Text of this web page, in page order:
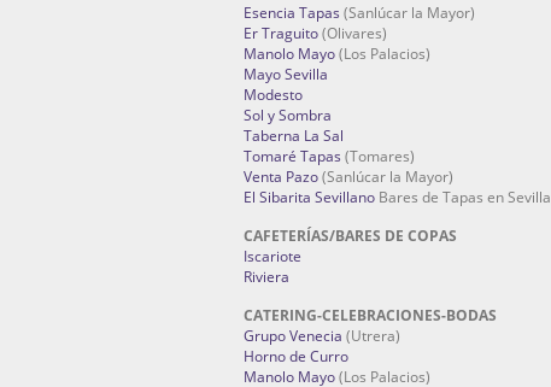
Esencia Tapas (Sanlúcar la Mayor)
Er Traguito(Olivares)
Manolo Mayo(Los Palacios)
Mayo Sevilla
Modesto
Sol y Sombra
Taberna La Sal
Tomaré Tapas (Tomares)
Venta Pazo(Sanlúcar la Mayor)
El Sibarita Sevillano Bares de Tapas en Sevilla
CAFETERÍAS/BARES DE COPAS
Iscariote
Riviera
CATERING-CELEBRACIONES-BODAS
Grupo Venecia (Utrera)
Horno de Curro
Manolo Mayo(Los Palacios)